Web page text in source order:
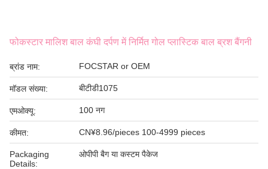
फोकस्टार मालिश बाल कंघी दर्पण में निर्मित गोल प्लास्टिक बाल ब्रश बैंगनी
ब्रांड नाम: FOCSTAR or OEM
मॉडल संख्या: बीटीडी1075
एमओक्यू: 100 नग
कीमत: CN¥8.96/pieces 100-4999 pieces
Packaging
Details:
ओपीपी बैग या कस्टम पैकेज